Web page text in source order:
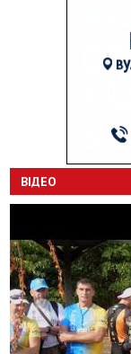
ВІДЕО